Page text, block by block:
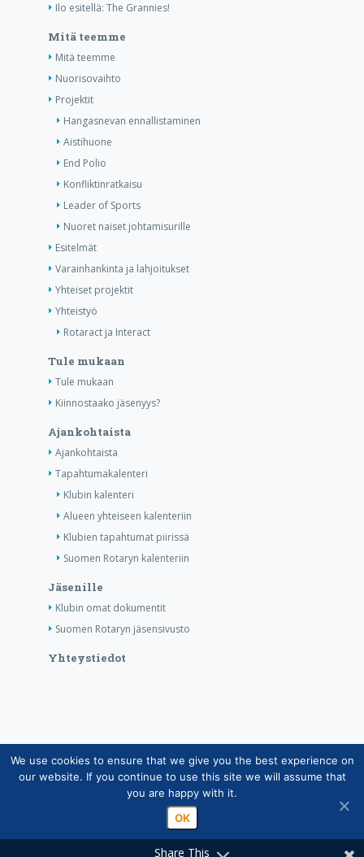
Ilo esitellä: The Grannies!
Mitä teemme
Mitä teemme
Nuorisovaihto
Projektit
Hangasnevan ennallistaminen
Aistihuone
End Polio
Konfliktinratkaisu
Leader of Sports
Nuoret naiset johtamisurille
Esitelmät
Varainhankinta ja lahjoitukset
Yhteiset projektit
Yhteistyö
Rotaract ja Interact
Tule mukaan
Tule mukaan
Kiinnostaako jäsenyys?
Ajankohtaista
Ajankohtaista
Tapahtumakalenteri
Klubin kalenteri
Alueen yhteiseen kalenteriin
Klubien tapahtumat piirissä
Suomen Rotaryn kalenteriin
Jäsenille
Klubin omat dokumentit
Suomen Rotaryn jäsensivusto
Yhteystiedot
Copyright © Suomen Rotarypalvelu ry 2026 |
Jäsentietojärjestelmän tietosuojaseloste|Henkilötietojen
käsittely Rotarytoiminnassa
Share This
We use cookies to ensure that we give you the best experience on
our website. If you continue to use this site we will assume that
you are happy with it.
OK